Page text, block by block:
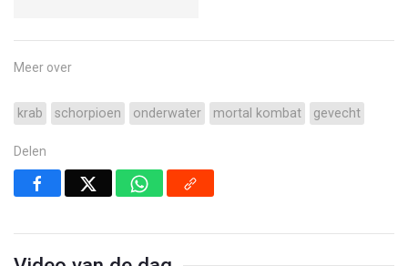
Meer over
krab schorpioen onderwater mortal kombat gevecht
Delen